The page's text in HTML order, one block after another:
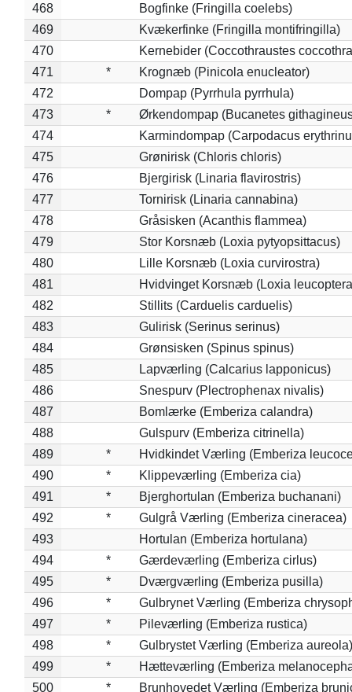
468
Bogfinke (Fringilla coelebs)
469
Kvækerfinke (Fringilla montifringilla)
470
Kernebider (Coccothraustes
471
*
Krognæb (Pinicola enucleator)
472
Dompap (Pyrrhula pyrrhula)
473
*
Ørkendompap (Bucanetes
474
Karmindompap (Carpodacus
475
Grønirisk (Chloris chloris)
476
Bjergirisk (Linaria flavirostris)
477
Tornirisk (Linaria cannabina)
478
Gråsisken (Acanthis flammea)
479
Stor Korsnæb (Loxia pytyopsittacus)
480
Lille Korsnæb (Loxia curvirostra)
481
Hvidvinget Korsnæb (Loxia
482
Stillits (Carduelis carduelis)
483
Gulirisk (Serinus serinus)
484
Grønsisken (Spinus spinus)
485
Lapværling (Calcarius lapponicus)
486
Snespurv (Plectrophenax nivalis)
487
Bomlærke (Emberiza calandra)
488
Gulspurv (Emberiza citrinella)
489
*
Hvidkindet Værling (Emberiza
490
*
Klippeværling (Emberiza cia)
491
*
Bjerghortulan (Emberiza buchanani)
492
*
Gulgrå Værling (Emberiza cineracea)
493
Hortulan (Emberiza hortulana)
494
*
Gærdeværling (Emberiza cirlus)
495
*
Dværgværling (Emberiza pusilla)
496
*
Gulbrynet Værling (Emberiza
497
*
Pileværling (Emberiza rustica)
498
*
Gulbrystet Værling (Emberiza aureola)
499
*
Hætteværling (Emberiza
500
* Brunhovedet Værling (Emberiza